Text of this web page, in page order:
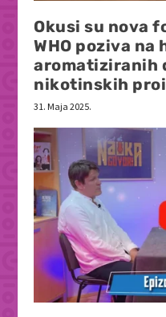
Okusi su nova
WHO poziva
aromatiziranih
nikotinskih
31. Maja 2025.